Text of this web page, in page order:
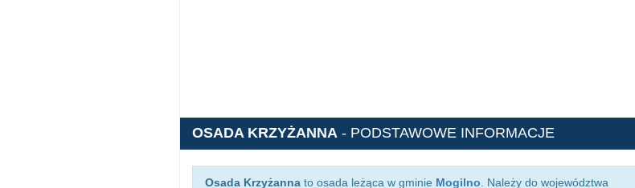
OSADA KRZYŻANNA - PODSTAWOWE INFORMACJE
Osada Krzyżanna to osada leżąca w gminie Mogilno . Należy do województwa